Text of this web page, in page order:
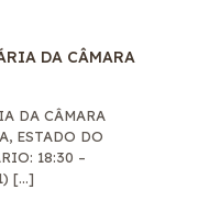
DA CÂMARA
DA CÂMARA
ESTADO DO
18:30 –
[…]